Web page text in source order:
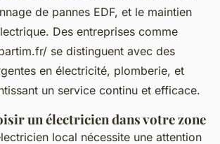
de pannes EDF, et le maintien
Des entreprises comme
se distinguent avec des
en électricité, plomberie, et
un service continu et efficace.
un électricien dans votre zone
local nécessite une attention